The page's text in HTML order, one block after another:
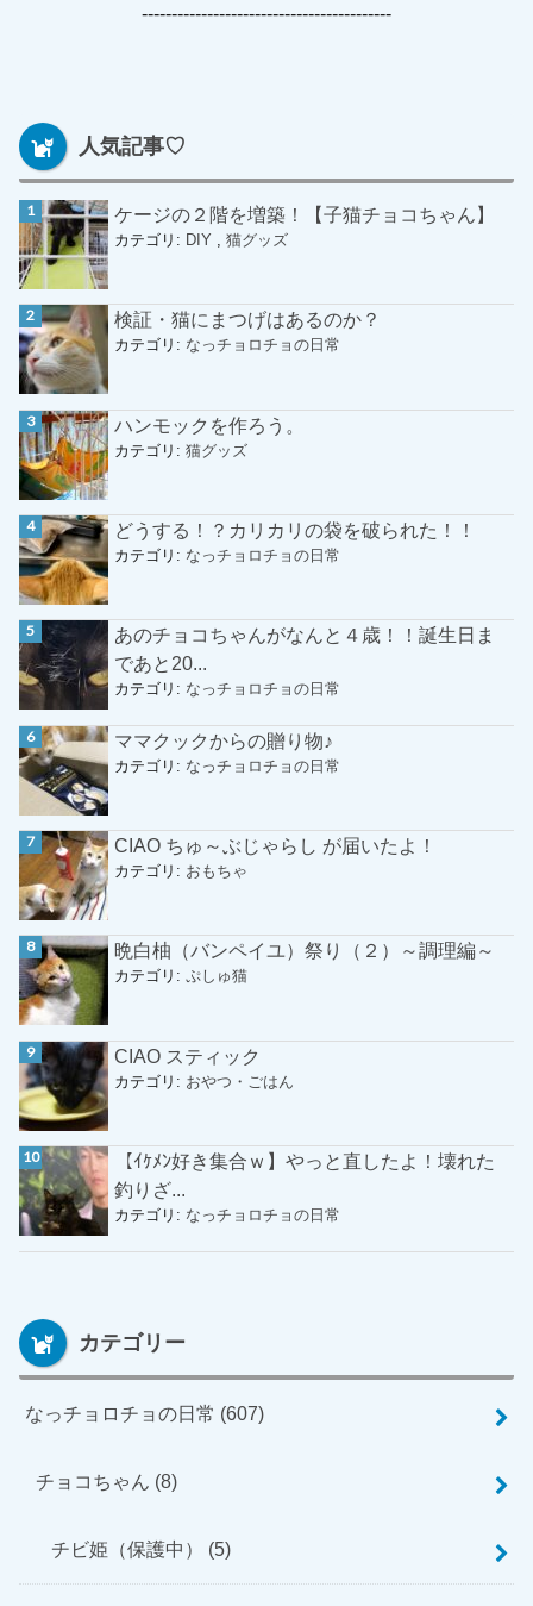
------------------------------------------
人気記事♡
ケージの２階を増築！【子猫チョコちゃん】
カテゴリ: DIY ,猫グッズ
検証・猫にまつげはあるのか？
カテゴリ: なっチョロチョの日常
ハンモックを作ろう。
カテゴリ:猫グッズ
どうする！？カリカリの袋を破られた！！
カテゴリ: なっチョロチョの日常
あのチョコちゃんがなんと４歳！！誕生日ま
であと20...
カテゴリ: なっチョロチョの日常
ママクックからの贈り物♪
カテゴリ: なっチョロチョの日常
CIAO ちゅ～ぶじゃらし が届いたよ！
カテゴリ: おもちゃ
晩白柚（バンペイユ）祭り（２）～調理編～
カテゴリ:ぷしゅ猫
CIAO スティック
カテゴリ: おやつ・ごはん
【ｲｹﾒﾝ好き集合ｗ】やっと直したよ！壊れた
釣りざ...
カテゴリ: なっチョロチョの日常
カテゴリー
なっチョロチョの日常 (607)
チョコちゃん (8)
チビ姫（保護中） (5)